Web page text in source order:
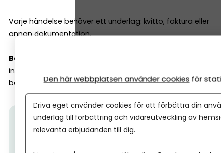
Varje händelse behöver ett underlag: kvitto, faktura eller
annan dokumentation.
Bokföring är alltså bara ett sätt att hålla ordning
inte något mystiskt och krångligt (i alla fall inte med rätt
bokföringsprogram).
Tips från Spiris:Halva priset för nystartade! Bokför
och fakturera i Spiris till halva priset första året.
Den här webbplatsen använder cookies för
Driva eget använder cookies för att förbättra din
underlag till förbättring och vidareutveckling av
relevanta erbjudanden till dig.